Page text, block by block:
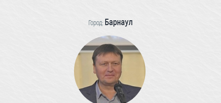
Город: Барнаул